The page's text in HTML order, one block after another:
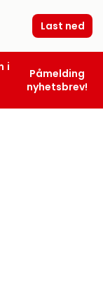
Last ned
i
Påmelding
nyhetsbrev!